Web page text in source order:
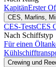
KapitänErster
CES, Marlins,
CES-TestsCES
Nach Schiffstyp
Für einen
Crewing und